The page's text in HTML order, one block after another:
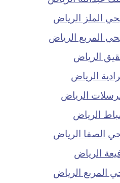
الملز الرياض
المربع الرياض
الرياض
الرياض
الرياض
الرياض
الصفا الرياض
الرياض
المربع الرياض